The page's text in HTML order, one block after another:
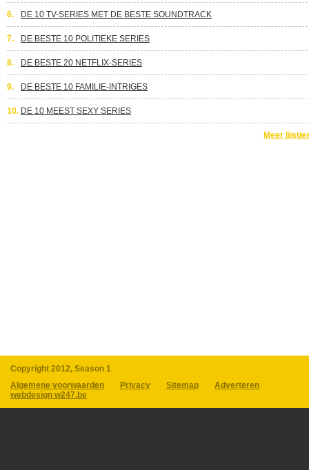
6. DE 10 TV-SERIES MET DE BESTE SOUNDTRACK
7. DE BESTE 10 POLITIEKE SERIES
8. DE BESTE 20 NETFLIX-SERIES
9. DE BESTE 10 FAMILIE-INTRIGES
10. DE 10 MEEST SEXY SERIES
Meer
Copyright 2012, Season 1
Algemene voorwaarden
Privacy Sitemap
Adverteren
webdesign w247.be